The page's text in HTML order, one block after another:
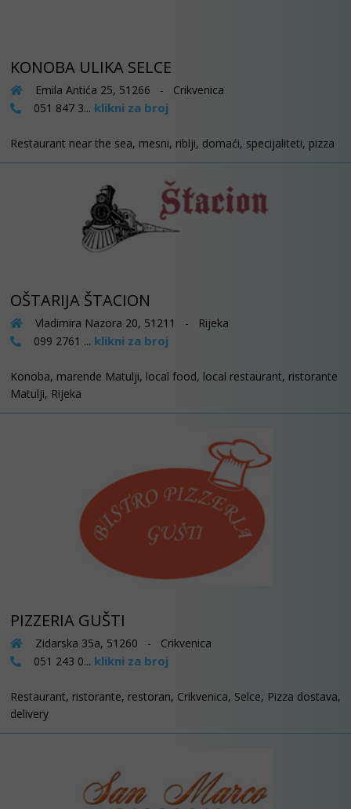
KONOBA ULIKA SELCE
Emila Antića 25, 51266 - Crikvenica
051 847 3... klikni za broj
Restaurant near the sea, mesni, riblji, domaći, specijaliteti, pizza
OŠTARIJA ŠTACION
Vladimira Nazora 20, 51211 - Rijeka
099 2761 ... klikni za broj
Konoba, marende Matulji, local food, local restaurant, ristorante
Matulji, Rijeka
PIZZERIA GUŠTI
Zidarska 35a, 51260 - Crikvenica
051 243 0... klikni za broj
Restaurant, ristorante, restoran, Crikvenica, Selce, Pizza dostava,
delivery